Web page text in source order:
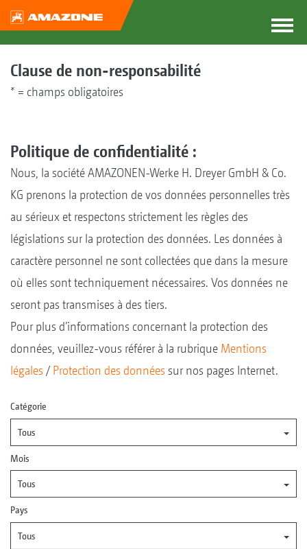
Clause de non-responsabilité
* = champs obligatoires
Politique de confidentialité :
Nous, la société AMAZONEN-Werke H. Dreyer GmbH & Co.
KG prenons la protection de vos données personnelles très
au sérieux et respectons strictement les règles des
législations sur la protection des données. Les données à
caractère personnel ne sont collectées que dans la mesure
où elles sont techniquement nécessaires. Vos données ne
seront pas transmises à des tiers.
Pour plus d’informations concernant la protection des
données, veuillez-vous référer à la rubrique Mentions
légales / Protection des données sur nos pages Internet.
Catégorie
Tous
Mois
Tous
Pays
Tous